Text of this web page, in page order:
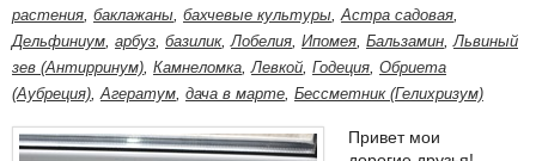
растения, баклажаны, бахчевые культуры,Астра садовая,
Дельфиниум, арбуз, базилик,Лобелия, Ипомея, Бальзамин,Львиный
зев (Антирринум), Камнеломка,Левкой, Годеция, Обриета
(Аубреция),Агератум, дача в марте, Бессметник (Гелихризум)
Привет мои